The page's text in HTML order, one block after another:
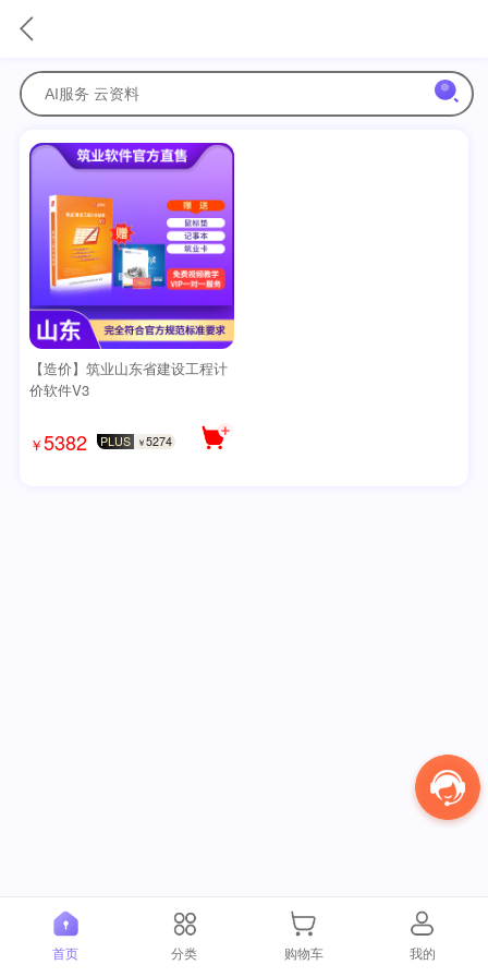
【造价】筑业山东省建设工程计
价软件V3
￥5382 PLUS ￥5274
首页 分类 购物车 我的